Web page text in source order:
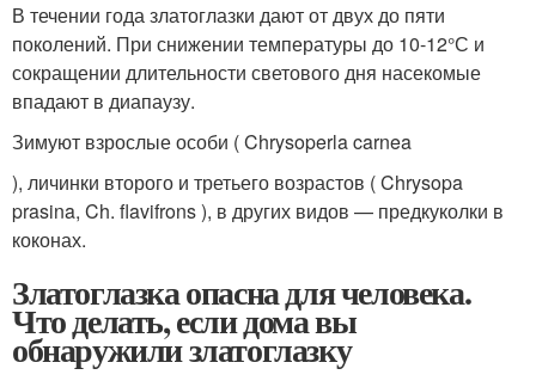
В течении года златоглазки дают от двух до пяти
поколений. При снижении температуры до 10-12°С и
сокращении длительности светового дня насекомые
впадают в диапаузу.
Зимуют взрослые особи ( Chrysoperla carnea
), личинки второго и третьего возрастов ( Chrysopa
prasina, Ch. flavifrons ), в других видов — предкуколки в
коконах.
Златоглазка опасна для человека.
Что делать, если дома вы
обнаружили златоглазку